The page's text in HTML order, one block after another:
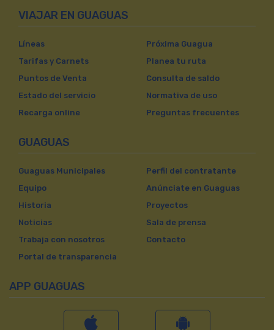
VIAJAR EN GUAGUAS
Líneas
Tarifas y Carnets
Puntos de Venta
Estado del servicio
Recarga online
Próxima Guagua
Planea tu ruta
Consulta de saldo
Normativa de uso
Preguntas frecuentes
GUAGUAS
Guaguas Municipales
Equipo
Historia
Noticias
Trabaja con nosotros
Portal de transparencia
Perfil del contratante
Anúnciate en Guaguas
Proyectos
Sala de prensa
Contacto
APP GUAGUAS